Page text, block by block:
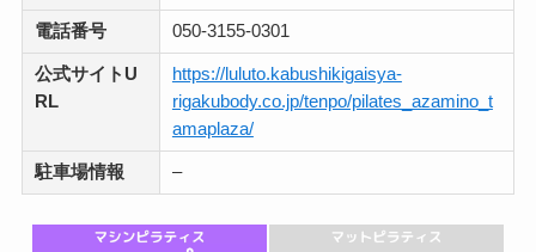
電話番号 050-3155-0301
公式サイトU
RL
https://luluto.kabushikigaisya-
rigakubody.co.jp/tenpo/pilates_azamino_t
amaplaza/
駐車場情報 –